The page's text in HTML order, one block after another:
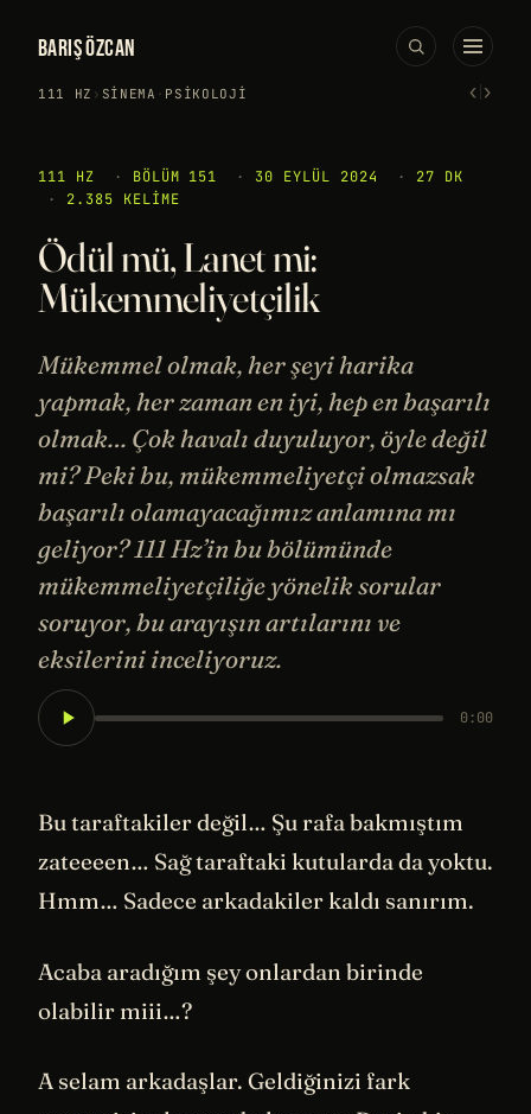
BARIŞ ÖZCAN
111 HZ › SINEMA · PSIKOLOJI ‹›
111 HZ · BÖLÜM 151 · 30 EYLÜL 2024 ·
27 DK
·
2.385 KELIME
Ödül mü, Lanet mi:
Mükemmeliyetçilik
Mükemmel olmak, her şeyi harika
yapmak, her zaman en iyi, hep en başarılı
olmak… Çok havalı duyuluyor, öyle değil
mi? Peki bu, mükemmeliyetçi olmazsak
başarılı olamayacağımız anlamına mı
geliyor? 111 Hz’in bu bölümünde
mükemmeliyetçiliğe yönelik sorular
soruyor, bu arayışın artılarını ve
eksilerini inceliyoruz.
0:00
Bu taraftakiler değil… Şu rafa bakmıştım
zateeeen… Sağ taraftaki kutularda da yoktu.
Hmm… Sadece arkadakiler kaldı sanırım.
Acaba aradığım şey onlardan birinde
olabilir miii…?
A selam arkadaşlar. Geldiğinizi fark